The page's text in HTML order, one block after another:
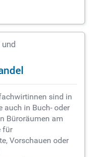
sind in
auch in Buch- oder
Büroräumen am
für
Vorschauen oder